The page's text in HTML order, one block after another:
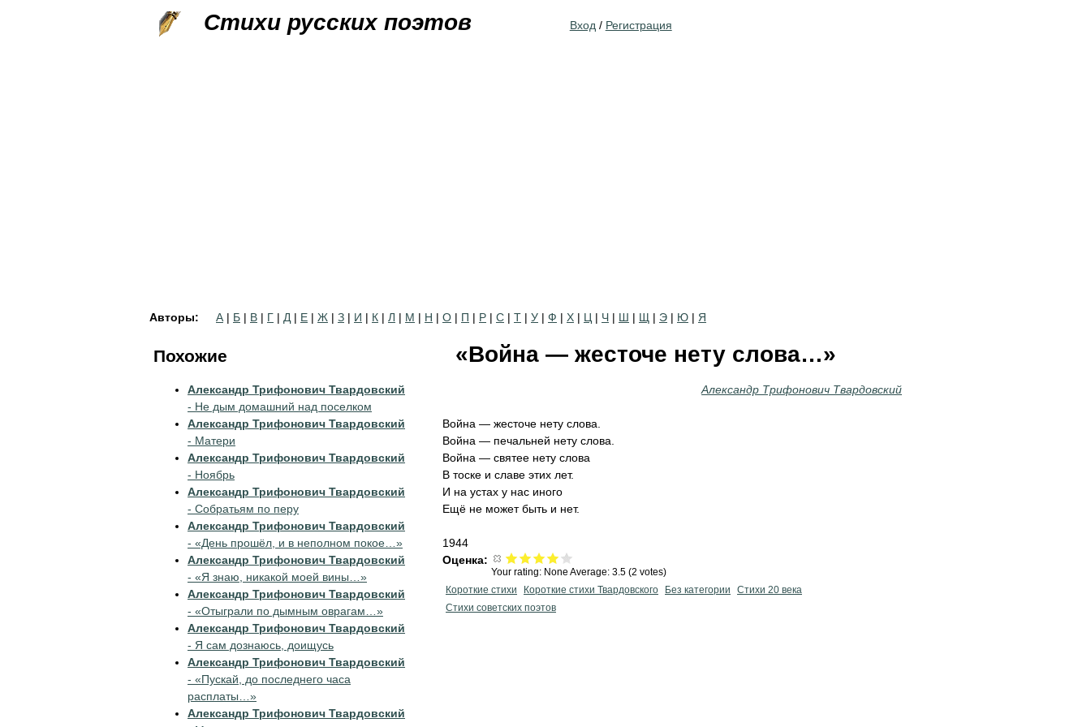
Стихи русских поэтов Вход / Регистрация
Авторы: А | Б | В | Г | Д | Е | Ж | З | И | К | Л | М | Н | О | П | Р | С | Т | У | Ф | Х | Ц | Ч | Ш | Щ | Э | Ю | Я
«Война — жесточе нету слова…»
Александр Трифонович Твардовский
Война — жесточе нету слова.
Война — печальней нету слова.
Война — святее нету слова
В тоске и славе этих лет.
И на устах у нас иного
Ещё не может быть и нет.
1944
Оценка:
Your rating: None Average: 3.5 (2 votes)
Короткие стихи
Короткие стихи Твардовского Без категории
Стихи 20 века
Стихи советских поэтов
Похожие
Александр Трифонович Твардовский
- Не дым домашний над поселком
Александр Трифонович Твардовский
- Матери
Александр Трифонович Твардовский
- Ноябрь
Александр Трифонович Твардовский
- Собратьям по перу
Александр Трифонович Твардовский
- «День прошёл, и в неполном покое…»
Александр Трифонович Твардовский
- «Я знаю, никакой моей вины…»
Александр Трифонович Твардовский
- «Отыграли по дымным оврагам…»
Александр Трифонович Твардовский
- Я сам дознаюсь, доищусь
Александр Трифонович Твардовский
- «Пускай, до последнего часа
расплаты…»
Александр Трифонович Твардовский